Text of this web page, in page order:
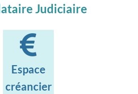
Judiciaire
Espace
créancier